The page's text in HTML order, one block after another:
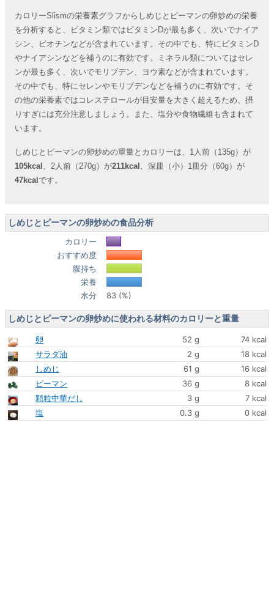
カロリーSlismの栄養素グラフからしめじとピーマンの卵炒めの栄養
を分析すると、ビタミン類ではビタミンDが最も多く、次いでナイア
シン、ビオチンなどが含まれています。その中でも、特にビタミンD
やナイアシンなどを補うのに有効です。ミネラル類についてはセレ
ンが最も多く、次いでモリブデン、ヨウ素などが含まれています。
その中でも、特にセレンやモリブデンなどを補うのに有効です。そ
の他の栄養素ではコレステロールが目安量を大きく超えるため、摂
りすぎには充分注意しましょう。また、塩分や食物繊維も含まれて
います。
しめじとピーマンの卵炒めの重量とカロリーは、1人前（135g）が
105kcal 、2人前（270g）が211kcal 、深皿（小）1皿分（60g）が
47kcal です。
しめじとピーマンの卵炒めの食品分析
カロリー
おすすめ度
腹持ち
栄養
水分
83 (%)
しめじとピーマンの卵炒めに使われる材料のカロリーと重量
卵 52 g
74 kcal
サラダ油
2 g
18 kcal
しめじ
61 g
16 kcal
ピーマン
36 g
8 kcal
顆粒中華だし
3 g
7 kcal
塩
0.3 g 0 kcal